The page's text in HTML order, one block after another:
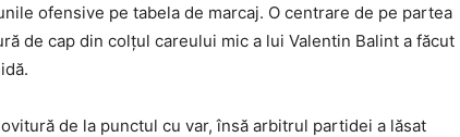
ofensive pe tabela de marcaj. O centrare de pe partea
de cap din colţul careului mic a lui Valentin Balint a făcut
de la punctul cu var, însă arbitrul partidei a lăsat